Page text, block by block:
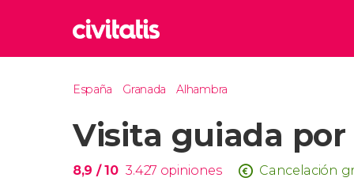
Reino
España Granada Alhambra
Visita guiada
8,9 / 10 3.427 opiniones Cancelación